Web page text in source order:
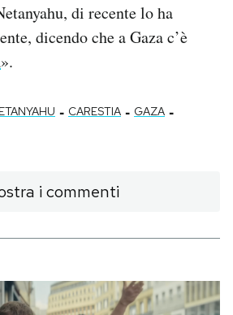
di recente lo ha
dicendo che a Gaza c’è
».
- CARESTIA - GAZA -
i commenti